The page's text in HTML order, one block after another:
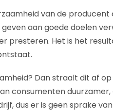
van de
aan goede doelen
presteren. Het is het
Dan straalt dit af
consumenten
dus er is geen sprake